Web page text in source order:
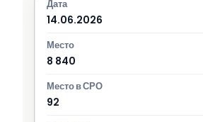
14.06.2026
8 840
92